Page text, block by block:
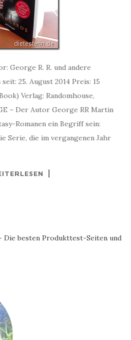
George R. R. und andere
25. August 2014 Preis: 15
Verlag: Randomhouse,
– Der Autor George RR Martin
Romanen ein Begriff sein:
Serie, die im vergangenen Jahr